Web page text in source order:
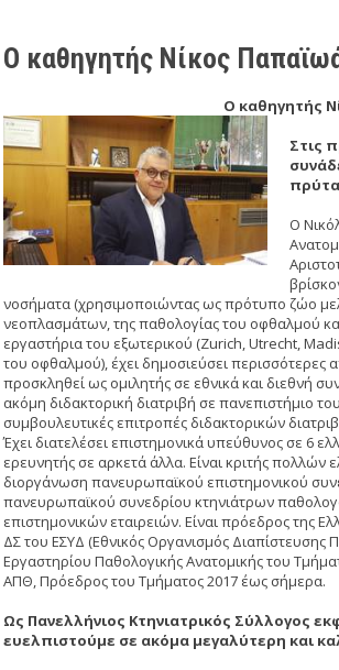
Ο καθηγητής Νίκος
Ο καθηγητής
Στις
Ο
νοσήματα (χρησιμοποιώντας ως πρότυπο ζώο
νεοπλασμάτων, της παθολογίας του οφθαλμού
εργαστήρια του εξωτερικού (Zurich, Utrecht,
του οφθαλμού), έχει δημοσιεύσει περισσότερες
προσκληθεί ως ομιλητής σε εθνικά και διεθνή
ακόμη διδακτορική διατριβή σε πανεπιστήμιο
συμβουλευτικές επιτροπές διδακτορικών
Έχει διατελέσει επιστημονικά υπεύθυνος σε 6
ερευνητής σε αρκετά άλλα. Είναι κριτής πολλών
διοργάνωση πανευρωπαϊκού επιστημονικού
πανευρωπαϊκού συνεδρίου κτηνιάτρων
επιστημονικών εταιρειών. Είναι πρόεδρος της
ΔΣ του ΕΣΥΔ (Εθνικός Οργανισμός Διαπίστευσης
Εργαστηρίου Παθολογικής Ανατομικής του
ΑΠΘ, Πρόεδρος του Τμήματος 2017 έως σήμερα.
Ως Πανελλήνιος Κτηνιατρικός Σύλλογος
ευελπιστούμε σε ακόμα μεγαλύτερη και